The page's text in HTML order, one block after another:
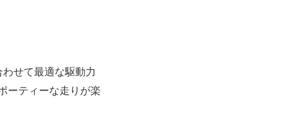
せて最適な駆動力
ーティーな走りが楽